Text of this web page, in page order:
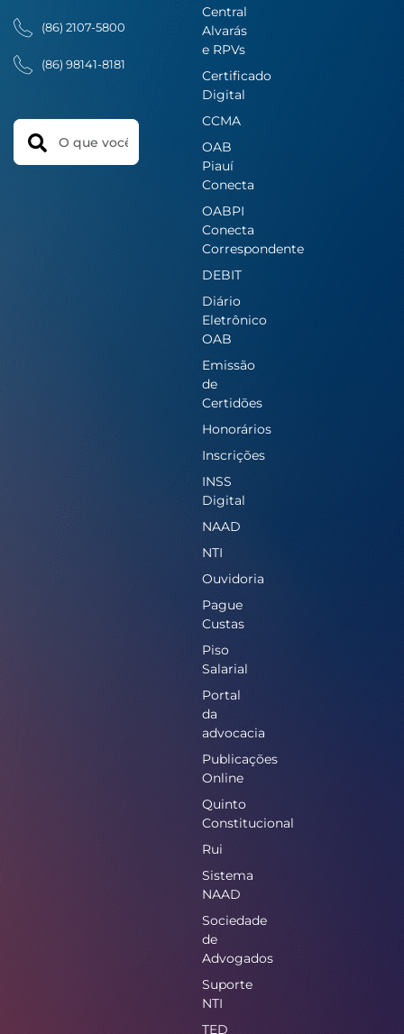
(86) 2107-5800
(86) 98141-8181
Search
Central
Alvarás
e RPVs
Certificado
Digital
CCMA
OAB
Piauí
Conecta
OABPI
Conecta
Correspondente
DEBIT
Diário
Eletrônico
OAB
Emissão
de
Certidões
Honorários
Inscrições
INSS
Digital
NAAD
NTI
Ouvidoria
Pague
Custas
Piso
Salarial
Portal
da
advocacia
Publicações
Online
Quinto
Constitucional
Rui
Sistema
NAAD
Sociedade
de
Advogados
Suporte
NTI
TED